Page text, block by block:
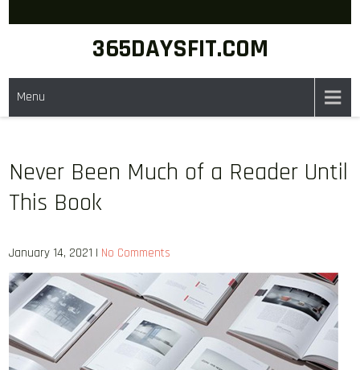
365DAYSFIT.COM
Menu
Never Been Much of a Reader Until
This Book
January 14, 2021 | No Comments